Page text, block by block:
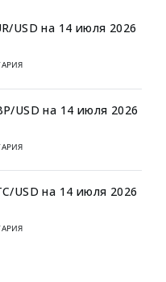
USD на 14 июля 2026
USD на 14 июля 2026
USD на 14 июля 2026